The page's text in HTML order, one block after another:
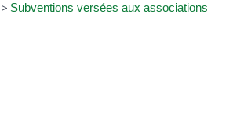
> Subventions versées aux associations